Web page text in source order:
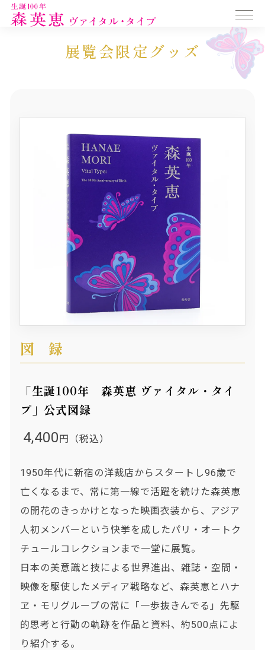
GOODS
展覧会限定グッズ
図録
「生誕100年 森英恵 ヴァイタル・タイ
プ」公式図録
4,400円（税込）
1950年代に新宿の洋裁店からスタートし96歳で
亡くなるまで、常に第一線で活躍を続けた森英恵
の開花のきっかけとなった映画衣装から、アジア
人初メンバーという快挙を成したパリ・オートク
チュールコレクションまで一堂に展覧。
日本の美意識と技による世界進出、雑誌・空間・
映像を駆使したメディア戦略など、森英恵とハナ
ヱ・モリグループの常に「一歩抜きんでる」先駆
的思考と行動の軌跡を作品と資料、約500点によ
り紹介する。